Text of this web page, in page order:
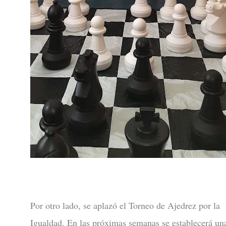
Por otro lado, se aplazó el Torneo de Ajedrez por la
Igualdad. En las próximas semanas se establecerá